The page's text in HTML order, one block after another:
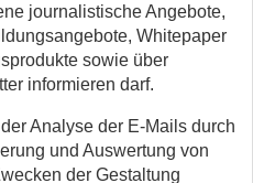
journalistische Angebote,
Whitepaper
sowie über
informieren darf.
Analyse der E-Mails durch
und Auswertung von
der Gestaltung